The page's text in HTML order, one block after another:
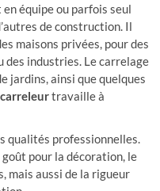
équipe ou parfois seul
de construction. Il
maisons privées, pour des
des industries. Le carrelage
jardins, ainsi que quelques
carreleurtravaille à
qualités professionnelles.
pour la décoration, le
mais aussi de la rigueur